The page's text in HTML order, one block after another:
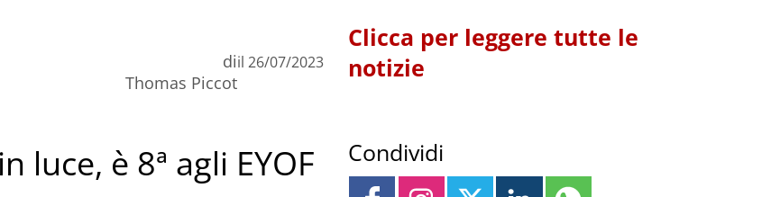
di
Thomas Piccot
il 26/07/2023
luce, è 8ª agli EYOF
Clicca per leggere tutte le
notizie
Condividi